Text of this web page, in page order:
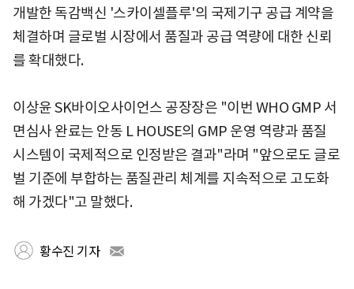
개발한 독감백신 '스카이셀플루'의 국제기구 공급 계약을
체결하며 글로벌 시장에서 품질과 공급 역량에 대한 신뢰
를 확대했다.
이상윤 SK바이오사이언스 공장장은 "이번 WHO GMP 서
면심사 완료는 안동 L HOUSE의 GMP 운영 역량과 품질
시스템이 국제적으로 인정받은 결과"라며 "앞으로도 글로
벌 기준에 부합하는 품질관리 체계를 지속적으로 고도화
해 가겠다"고 말했다.
황수진 기자